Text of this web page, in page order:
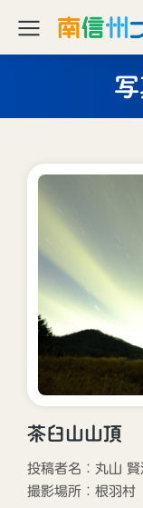
茶臼山山頂
投稿者名：丸山 賢
撮影場所： 根羽村